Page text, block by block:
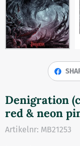
Denigration
red & neon
Artikelnr: MB21253